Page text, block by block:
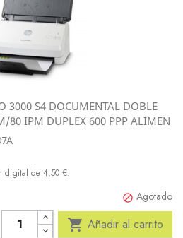
3000 S4 DOCUMENTAL DOBLE
80 IPM DUPLEX 600 PPP ALIMEN
digital de 4,50 €.
 Agotado
 Añadir al carrito